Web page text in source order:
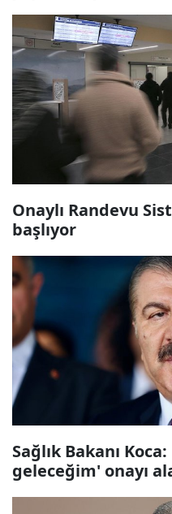
Onaylı Randevu
başlıyor
Sağlık Bakanı
geleceğim' onayı